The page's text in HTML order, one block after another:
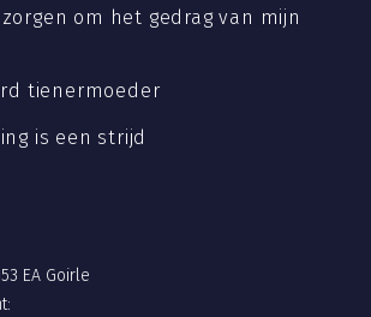
om het gedrag van mijn
tienermoeder
is een strijd
EA Goirle